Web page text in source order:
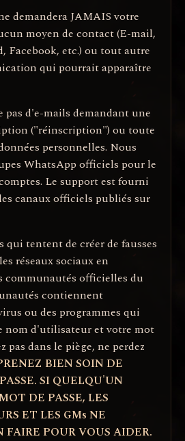
demandera JAMAIS votre
moyen de contact (E-mail,
Facebook, etc.) ou tout autre
qui pourrait apparaître
pas d'e-mails demandant une
("réinscription") ou toute
personnelles. Nous
WhatsApp officiels pour le
Le support est fourni
canaux officiels publiés sur
qui tentent de créer de fausses
réseaux sociaux en
communautés officielles du
contiennent
ou des programmes qui
nom d'utilisateur et votre mot
pas dans le piège, ne perdez
BIEN SOIN DE
SI QUELQU'UN
DE PASSE, LES
ET LES GMs NE
FAIRE POUR VOUS AIDER.